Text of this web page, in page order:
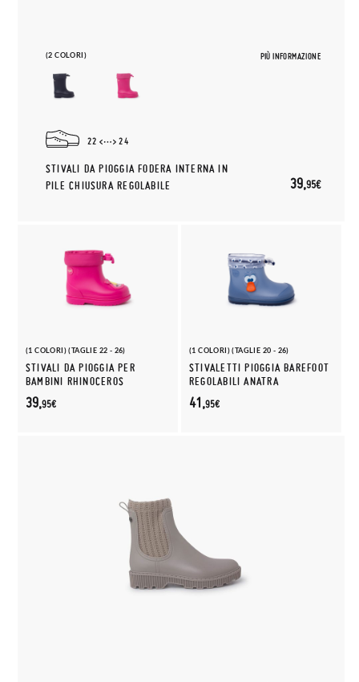
(2 COLORI) PIÙ INFORMAZIONE
22 24
STIVALI DA PIOGGIA FODERA INTERNA IN
PILE CHIUSURA REGOLABILE
39,95€
(1 COLORI) (TAGLIE 22 - 26)
STIVALI DA PIOGGIA PER
BAMBINI RHINOCEROS
39,95€
(1 COLORI) (TAGLIE 20 - 26)
STIVALETTI PIOGGIA BAREFOOT
REGOLABILI ANATRA
41,95€